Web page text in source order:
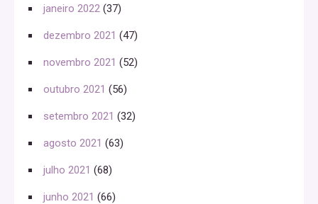
janeiro 2022 (37)
dezembro 2021 (47)
novembro 2021 (52)
outubro 2021 (56)
setembro 2021 (32)
agosto 2021 (63)
julho 2021 (68)
junho 2021 (66)